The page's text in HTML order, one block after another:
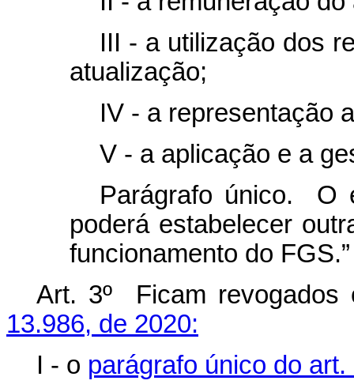
III - a utilização dos
atualização;
IV - a representação
V - a aplicação e a
Parágrafo único. O
poderá estabelecer
funcionamento do
Art. 3º Ficam
13.986, de 2020:
I - o parágrafo único do art.